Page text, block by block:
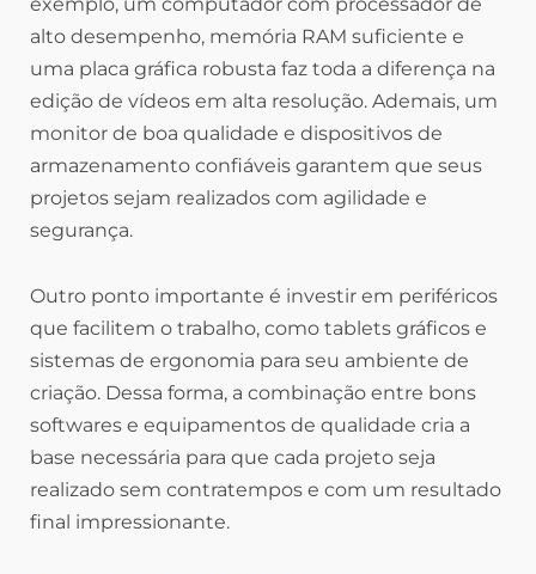
alto desempenho, memória RAM suficiente e
uma placa gráfica robusta faz toda a diferença na
edição de vídeos em alta resolução. Ademais, um
monitor de boa qualidade e dispositivos de
armazenamento confiáveis garantem que seus
projetos sejam realizados com agilidade e
segurança.
Outro ponto importante é investir em periféricos
que facilitem o trabalho, como tablets gráficos e
sistemas de ergonomia para seu ambiente de
criação. Dessa forma, a combinação entre bons
softwares e equipamentos de qualidade cria a
base necessária para que cada projeto seja
realizado sem contratempos e com um resultado
final impressionante.